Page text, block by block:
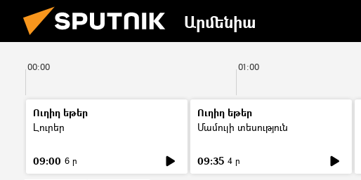
Արմենիա
00:00 01:00
Ուղիղ եթեր
Լուրեր
09:00 6 ր
Ուղիղ եթեր
Մամուլի տեսություն
09:35 4 ր